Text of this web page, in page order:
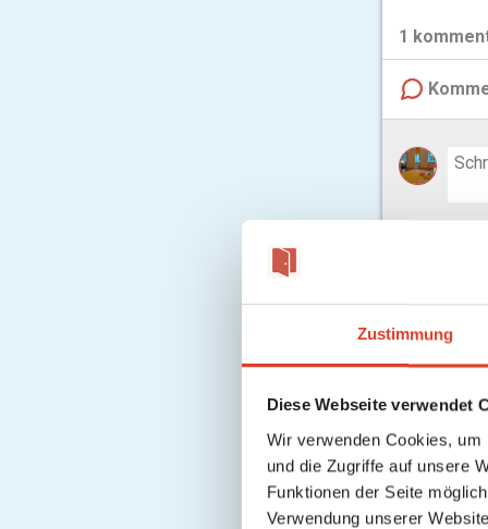
Zustimmung
Diese Webseite verwendet
Wir verwenden Cookies,
und die Zugriffe auf unsere
Funktionen der Seite
Verwendung unserer
1
Hallo Peter,
Um Deine
1
Details
Liebe
Felicitas